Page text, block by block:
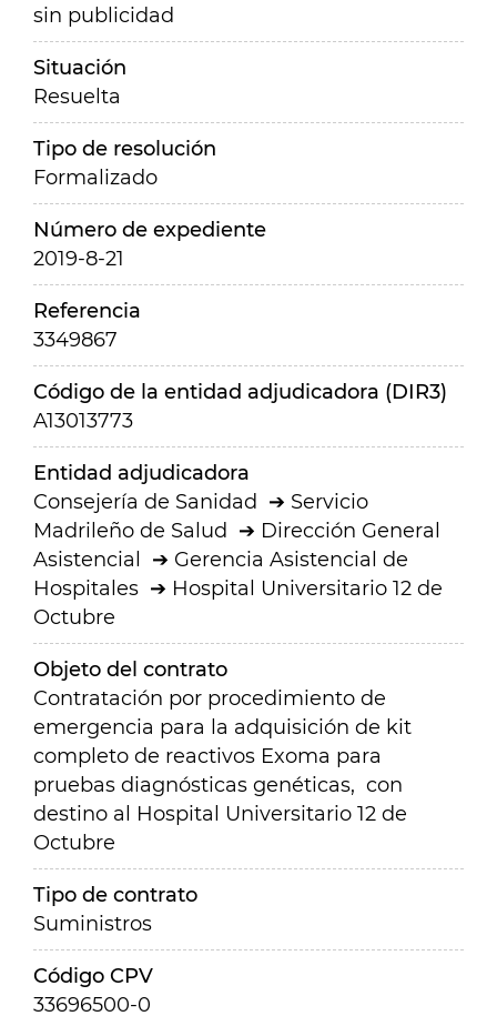
sin publicidad
Situación
Resuelta
Tipo de resolución
Formalizado
Número de expediente
2019-8-21
Referencia
3349867
Código de la entidad adjudicadora (DIR3)
A13013773
Entidad adjudicadora
Consejería de Sanidad
Servicio
Madrileño de Salud
Dirección General
Asistencial
Gerencia Asistencial de
Hospitales
Hospital Universitario 12 de
Octubre
Objeto del contrato
Contratación por procedimiento de
emergencia para la adquisición de kit
completo de reactivos Exoma para
pruebas diagnósticas genéticas, con
destino al Hospital Universitario 12 de
Octubre
Tipo de contrato
Suministros
Código CPV
33696500-0